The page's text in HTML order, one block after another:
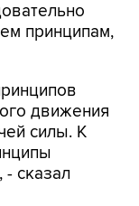
принципам,
движения
силы. К
сказал